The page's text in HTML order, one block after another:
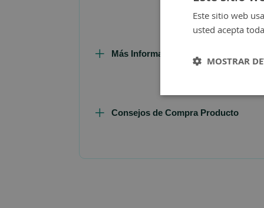
Más Información
Consejos de Compra Producto
Este sitio web
usted acepta
MOSTRAR